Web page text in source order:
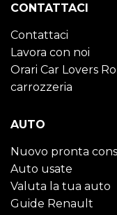
CONTATTACI
Contattaci
Lavora con noi
Orari Car Lovers
carrozzeria
AUTO
Nuovo pronta
Auto usate
Valuta la tua auto
Guide Renault